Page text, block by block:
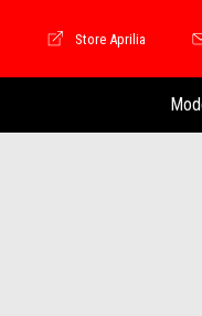
Store Motoguzzi
Store Aprilia